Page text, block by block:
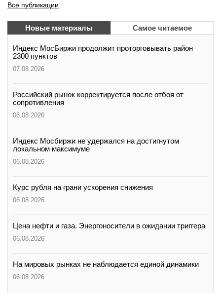
Все публикации
Новые материалы Самое читаемое
Индекс МосБиржи продолжит проторговывать район
2300 пунктов
07.08.2026
Российский рынок корректируется после отбоя от
сопротивления
06.08.2026
Индекс Мосбиржи не удержался на достигнутом
локальном максимуме
06.08.2026
Курс рубля на грани ускорения снижения
06.08.2026
Цена нефти и газа. Энергоносители в ожидании триггера
06.08.2026
На мировых рынках не наблюдается единой динамики
06.08.2026